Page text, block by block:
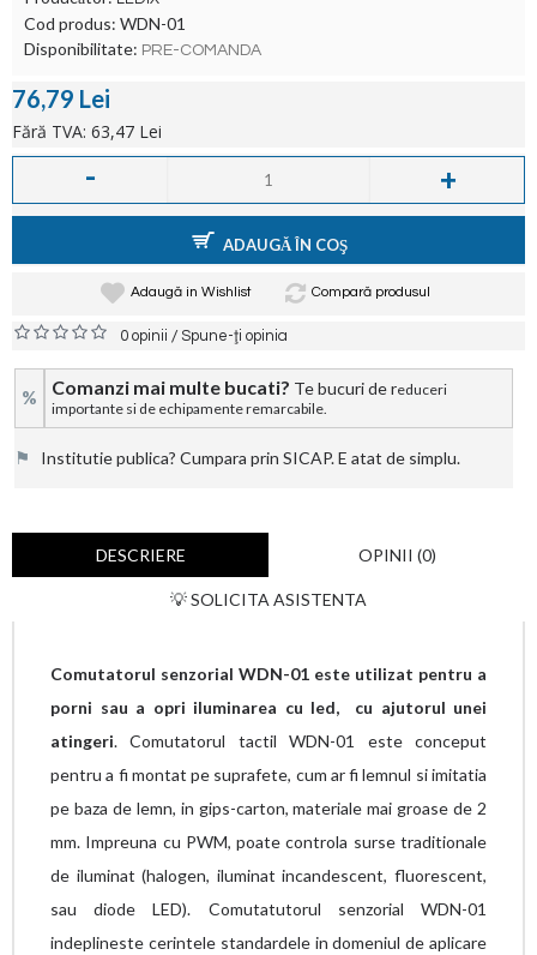
Cod produs: WDN-01
Disponibilitate: PRE-COMANDA
76,79 Lei
Fără TVA: 63,47 Lei
- +
ADAUGĂ ÎN COŞ
Adaugă in Wishlist Compară produsul
0 opinii /Spune-ţi opinia
% Comanzi mai multe bucati? Te bucuri de reduceri
importante si de echipamente remarcabile.
⚑ Institutie publica? Cumpara prin SICAP. E atat de simplu.
DESCRIERE OPINII (0)
💡 SOLICITA ASISTENTA
Comutatorul senzorial WDN-01 este utilizat pentru a
porni sau a opri iluminarea cu led, cu ajutorul unei
atingeri. Comutatorul tactil WDN-01 este conceput
pentru a fi montat pe suprafete, cum ar fi lemnul si imitatia
pe baza de lemn, in gips-carton, materiale mai groase de 2
mm. Impreuna cu PWM, poate controla surse traditionale
de iluminat (halogen, iluminat incandescent, fluorescent,
sau diode LED). Comutatutorul senzorial WDN-01
indeplineste cerintele standardele in domeniul de aplicare